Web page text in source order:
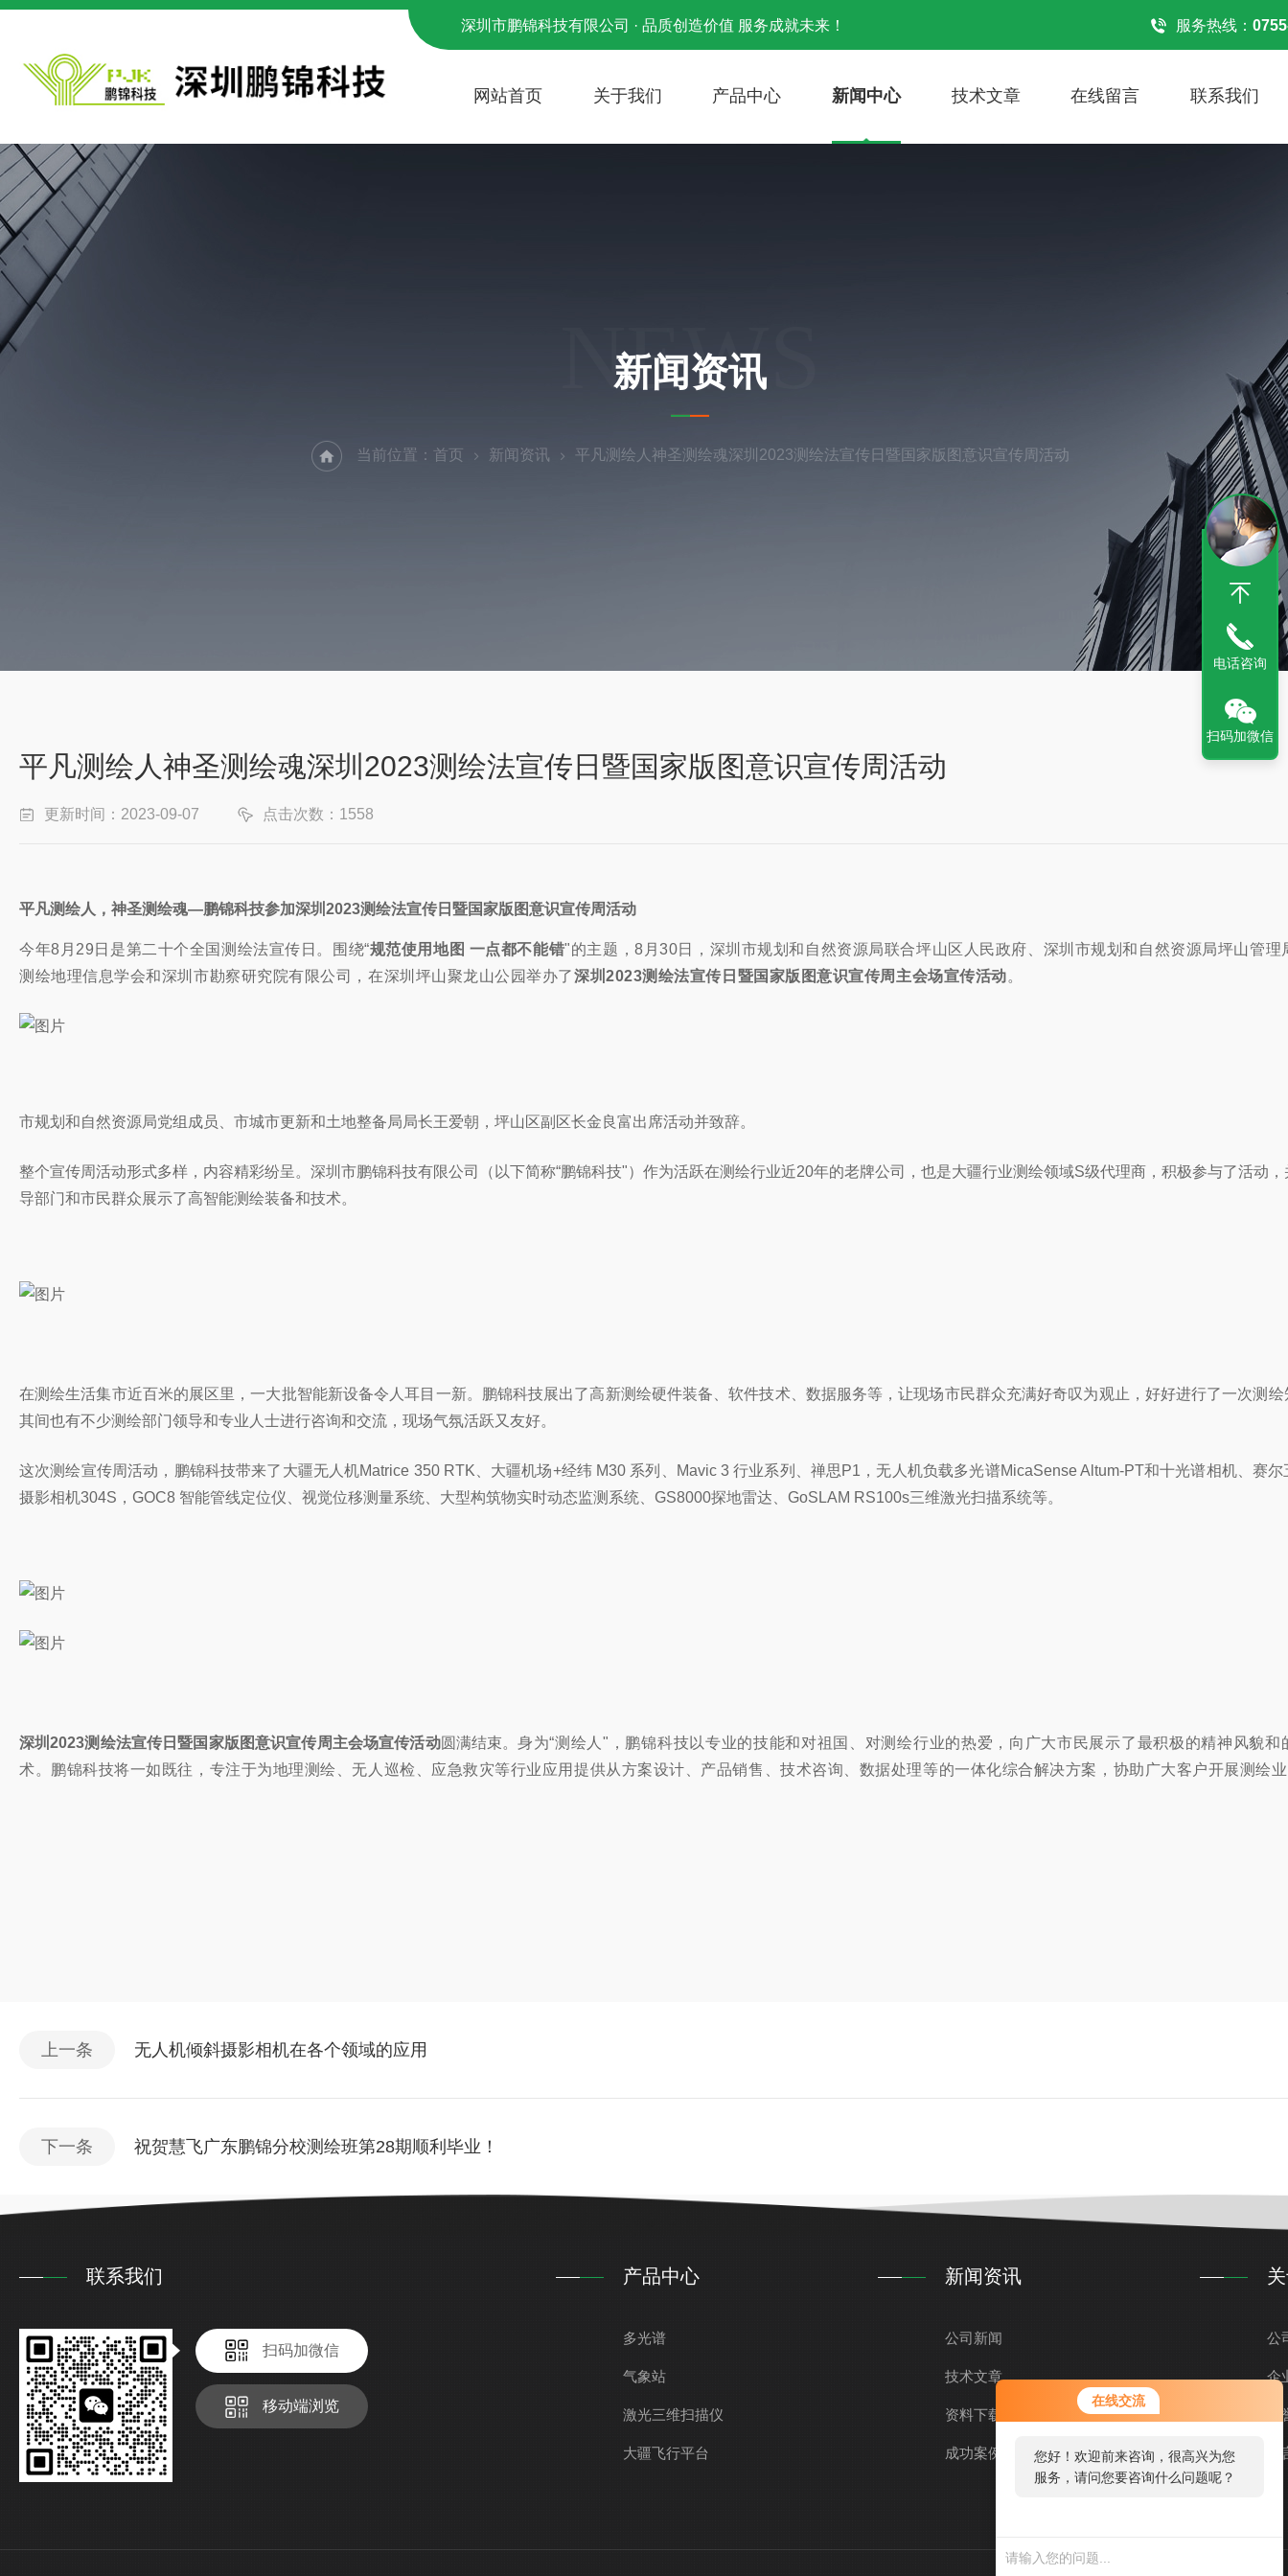
在线交流
您好！欢迎前来咨询，很高兴为您
服务，请问您要咨询什么问题呢？
到了需求产品，您可以直接在线
与我联系！
深圳市鹏锦科技有限公司 · 品质创造价值 服务成就未来！ 服务热线：
网站首页 关于我们 产品中心 新闻中心 技术文章 在线留言 联系我们
NEWS
新闻资讯
当前位置： 首页 新闻资讯 平凡测绘人神圣测绘魂深圳2023测绘法宣传日暨国家版图意识宣传周活动
平凡测绘人神圣测绘魂深圳2023测绘法宣传日暨国家版图意识宣传周活动
更新时间：2023-09-07 点击次数：1558
平凡测绘人，神圣测绘魂—鹏锦科技参加深圳2023测绘法宣传日暨国家版图意识宣传周活动
今年8月29日是第二十个全国测绘法宣传日。围绕“规范使用地图 一点都不能错"的主题，8月30日，深圳市规划和自然资源局联合坪山区人民政府、深圳市规划和自然资源局坪山管理
测绘地理信息学会和深圳市勘察研究院有限公司，在深圳坪山聚龙山公园举办了深圳2023测绘法宣传日暨国家版图意识宣传周主会场宣传活动。
市规划和自然资源局党组成员、市城市更新和土地整备局局长王爱朝，坪山区副区长金良富出席活动并致辞。
整个宣传周活动形式多样，内容精彩纷呈。深圳市鹏锦科技有限公司（以下简称“鹏锦科技"）作为活跃在测绘行业近20年的老牌公司，也是大疆行业测绘领域S级代理商，积极参与了活动
导部门和市民群众展示了高智能测绘装备和技术。
在测绘生活集市近百米的展区里，一大批智能新设备令人耳目一新。鹏锦科技展出了高新测绘硬件装备、软件技术、数据服务等，让现场市民群众充满好奇叹为观止，好好进行了一次测绘
其间也有不少测绘部门领导和专业人士进行咨询和交流，现场气氛活跃又友好。
这次测绘宣传周活动，鹏锦科技带来了大疆无人机Matrice 350 RTK、大疆机场+经纬 M30 系列、Mavic 3 行业系列、禅思P1，无人机负载多光谱MicaSense Altum-PT和十光谱相机、赛尔
摄影相机304S，GOC8 智能管线定位仪、视觉位移测量系统、大型构筑物实时动态监测系统、GS8000探地雷达、GoSLAM RS100s三维激光扫描系统等。
深圳2023测绘法宣传日暨国家版图意识宣传周主会场宣传活动圆满结束。身为“测绘人"，鹏锦科技以专业的技能和对祖国、对测绘行业的热爱，向广大市民展示了最积极的精神风貌和
术。鹏锦科技将一如既往，专注于为地理测绘、无人巡检、应急救灾等行业应用提供从方案设计、产品销售、技术咨询、数据处理等的一体化综合解决方案，协助广大客户开展测绘
上一条 无人机倾斜摄影相机在各个领域的应用
下一条 祝贺慧飞广东鹏锦分校测绘班第28期顺利毕业！
联系我们
扫码加微信
移动端浏览
产品中心
多光谱
气象站
激光三维扫描仪
大疆飞行平台
新闻资讯
公司新闻
技术文章
资料下载
成功案例
公
企
电话咨询
扫码加微信